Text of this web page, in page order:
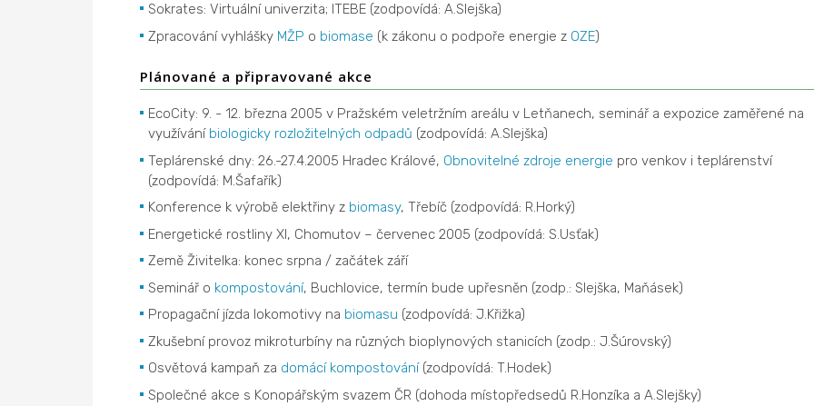
Sokrates: Virtuální univerzita; ITEBE (zodpovídá: A.Slejška)
Zpracování vyhlášky MŽP o biomase (k zákonu o podpoře energie z OZE)
Plánované a připravované akce
EcoCity: 9. - 12. března 2005 v Pražském veletržním areálu v Letňanech, seminář a expozice zaměřené na
využívání biologicky rozložitelných odpadů (zodpovídá: A.Slejška)
Teplárenské dny: 26.-27.4.2005 Hradec Králové, Obnovitelné zdroje energie pro venkov i teplárenství
(zodpovídá: M.Šafařík)
Konference k výrobě elektřiny z biomasy, Třebíč (zodpovídá: R.Horký)
Energetické rostliny XI, Chomutov – červenec 2005 (zodpovídá: S.Usťak)
Země Živitelka: konec srpna / začátek září
Seminář o kompostování, Buchlovice, termín bude upřesněn (zodp.: Slejška, Maňásek)
Propagační jízda lokomotivy na biomasu (zodpovídá: J.Křižka)
Zkušební provoz mikroturbíny na různých bioplynových stanicích (zodp.: J.Šúrovský)
Osvětová kampaň za domácí kompostování(zodpovídá: T.Hodek)
Společné akce s Konopářským svazem ČR (dohoda místopředsedů R.Honzíka a A.Slejšky)